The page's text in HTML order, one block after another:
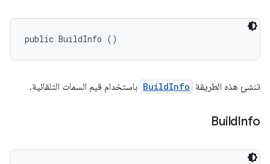
public BuildInfo ()
تنشئ هذه الطريقة BuildInfo باستخدام قيم السمات التلقائية.
BuildInfo